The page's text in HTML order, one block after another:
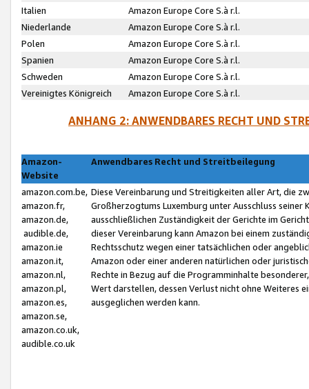
Italien
Amazon Europe Core S.à r.l.
Niederlande
Amazon Europe Core S.à r.l.
Polen
Amazon Europe Core S.à r.l.
Spanien
Amazon Europe Core S.à r.l.
Schweden
Amazon Europe Core S.à r.l.
Vereinigtes Königreich
Amazon Europe Core S.à r.l.
ANHANG 2: ANWENDBARES RECHT UND
Amazon-
Website
Anwendbares Recht und Streitbeilegung
amazon.com.be,
amazon.fr,
amazon.de,
audible.de,
amazon.ie
amazon.it,
amazon.nl,
amazon.pl,
amazon.es,
amazon.se,
amazon.co.uk,
audible.co.uk
Diese Vereinbarung und Streitigkeiten aller Art, die
Großherzogtums Luxemburg unter Ausschluss
ausschließlichen Zuständigkeit der Gerichte im
dieser Vereinbarung kann Amazon bei einem
Rechtsschutz wegen einer tatsächlichen oder
Amazon oder einer anderen natürlichen oder
Rechte in Bezug auf die Programminhalte
Wert darstellen, dessen Verlust nicht ohne Weiteres
ausgeglichen werden kann.